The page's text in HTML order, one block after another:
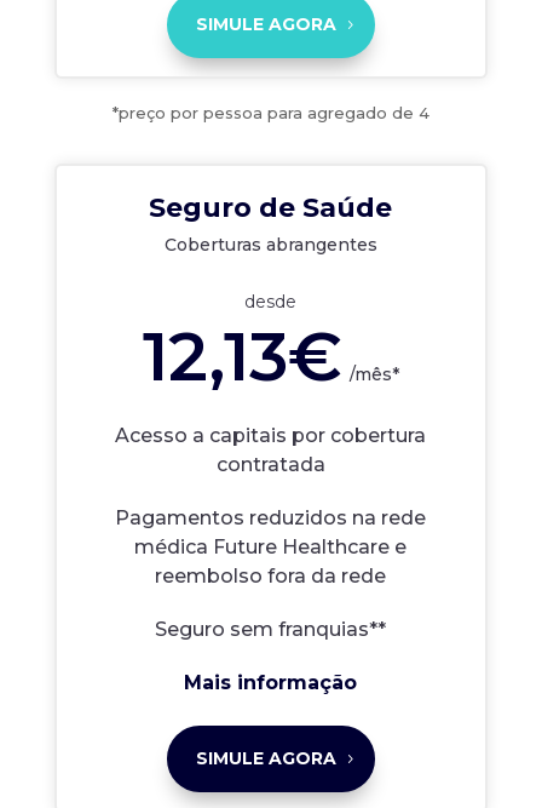
SIMULE AGORA
*preço por pessoa para agregado de 4
Seguro de Saúde
Coberturas abrangentes
desde
12,13€ /mês*
Acesso a capitais por cobertura
contratada
Pagamentos reduzidos na rede
médica Future Healthcare e
reembolso fora da rede
Seguro sem franquias**
Mais informação
SIMULE AGORA